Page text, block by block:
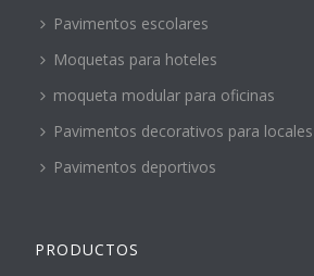
Pavimentos escolares
Moquetas para hoteles
moqueta modular para oficinas
Pavimentos decorativos para
Pavimentos deportivos
PRODUCTOS